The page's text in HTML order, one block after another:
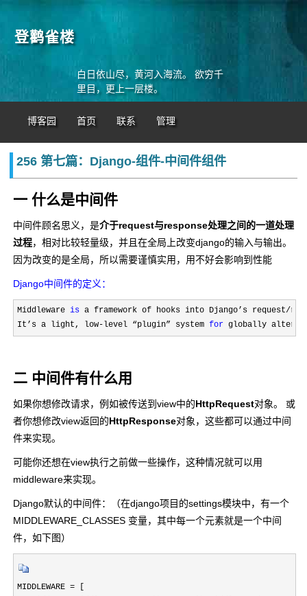
登鹳雀楼
白日依山尽，黄河入海流。 欲穷千
里目，更上一层楼。
博客园 首页 联系 管理
256 第七篇：Django-组件-中间件组件
一 什么是中间件
中间件顾名思义，是介于request与response处理之间的一道处理
过程，相对比较轻量级，并且在全局上改变django的输入与输出。
因为改变的是全局，所以需要谨慎实用，用不好会影响到性能
Django中间件的定义：
Middleware is a framework of hooks into Django’s request/
It’s a light, low-level “plugin” system for globally
二 中间件有什么用
如果你想修改请求，例如被传送到view中的HttpRequest对象。 或
者你想修改view返回的HttpResponse对象，这些都可以通过中间
件来实现。
可能你还想在view执行之前做一些操作，这种情况就可以用
middleware来实现。
Django默认的中间件：（在django项目的settings模块中，有一个
MIDDLEWARE_CLASSES 变量，其中每一个元素就是一个中间
件，如下图）
MIDDLEWARE =